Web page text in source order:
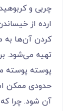
چربی و
ارده از
کردن آن‌ها به
تهیه می‌شود.
پوسته پوسته
حدودی ممکن
آن شود. چرا